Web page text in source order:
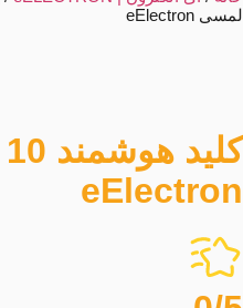
لمسی eElectron
eElectron